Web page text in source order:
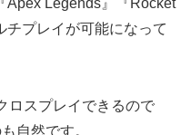
Apex Legends』『Rocket
チプレイが可能になって
ロスプレイできるので
自然です。